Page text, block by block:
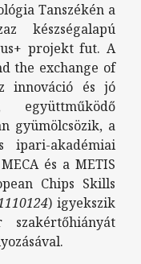
Tanszékén a
készségalapú
projekt fut. A
the exchange of
innováció és jó
gyümölcsözik, a
ipari-akadémiai
és a METIS
Chips Skills
) igyekszik